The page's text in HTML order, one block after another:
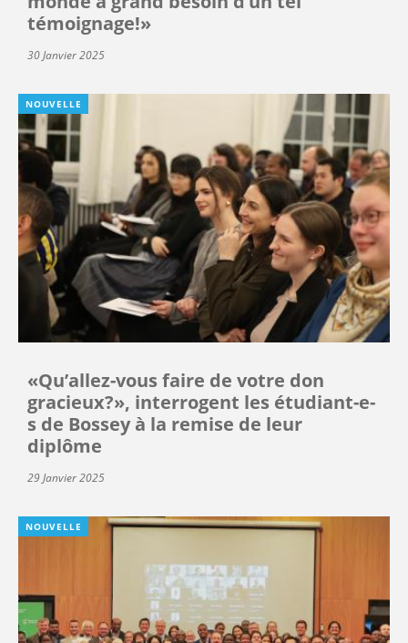
témoignage!»
30 Janvier 2025
NOUVELLE
«Qu’allez-vous faire de votre don
gracieux?», interrogent les étudiant-e-
s de Bossey à la remise de leur
diplôme
29 Janvier 2025
NOUVELLE